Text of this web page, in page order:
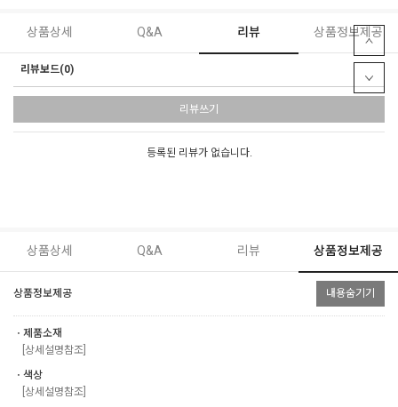
상품상세 Q&A 리뷰 상품정보제공
리뷰보드(0)
리뷰쓰기
등록된 리뷰가 없습니다.
상품상세 Q&A 리뷰 상품정보제공
상품정보제공 내용숨기기
ㆍ제품소재
[상세설명참조]
ㆍ색상
[상세설명참조]